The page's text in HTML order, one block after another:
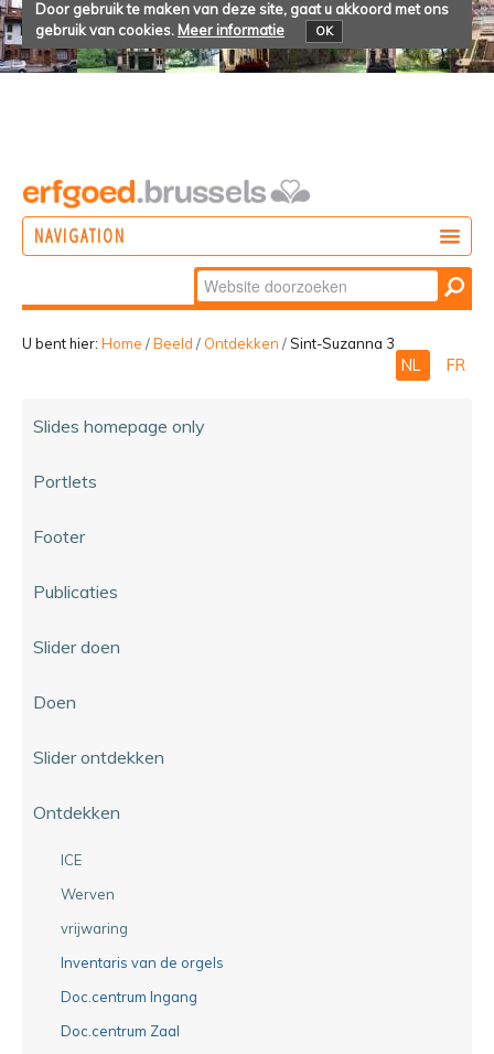
Door gebruik te maken van deze site, gaat u akkoord met ons
gebruik van cookies. Meer informatie OK
NAVIGATION
Zoek
Geavanceerd
zoeken...
U bent hier: Home /Beeld / Ontdekken /Sint-Suzanna 3
NL FR
Slides homepage only
Portlets
Footer
Publicaties
Slider doen
Doen
Slider ontdekken
Ontdekken
ICE
Werven
vrijwaring
Inventaris van de orgels
Doc.centrum Ingang
Doc.centrum Zaal